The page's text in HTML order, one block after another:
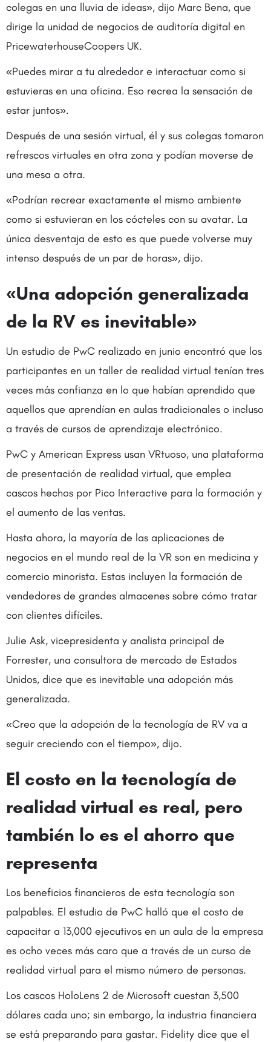
colegas en una lluvia de ideas», dijo Marc Bena, que
dirige la unidad de negocios de auditoría digital en
PricewaterhouseCoopers UK.
«Puedes mirar a tu alrededor e interactuar como si
estuvieras en una oficina. Eso recrea la sensación de
estar juntos».
Después de una sesión virtual, él y sus colegas tomaron
refrescos virtuales en otra zona y podían moverse de
una mesa a otra.
«Podrían recrear exactamente el mismo ambiente
como si estuvieran en los cócteles con su avatar. La
única desventaja de esto es que puede volverse muy
intenso después de un par de horas», dijo.
«Una adopción generalizada
de la RV es inevitable»
Un estudio de PwC realizado en junio encontró que los
participantes en un taller de realidad virtual tenían tres
veces más confianza en lo que habían aprendido que
aquellos que aprendían en aulas tradicionales o incluso
a través de cursos de aprendizaje electrónico.
PwC y American Express usan VRtuoso, una plataforma
de presentación de realidad virtual, que emplea
cascos hechos por Pico Interactive para la formación y
el aumento de las ventas.
Hasta ahora, la mayoría de las aplicaciones de
negocios en el mundo real de la VR son en medicina y
comercio minorista. Estas incluyen la formación de
vendedores de grandes almacenes sobre cómo tratar
con clientes difíciles.
Julie Ask, vicepresidenta y analista principal de
Forrester, una consultora de mercado de Estados
Unidos, dice que es inevitable una adopción más
generalizada.
«Creo que la adopción de la tecnología de RV va a
seguir creciendo con el tiempo», dijo.
El costo en la tecnología de
realidad virtual es real, pero
también lo es el ahorro que
representa
Los beneficios financieros de esta tecnología son
palpables. El estudio de PwC halló que el costo de
capacitar a 13,000 ejecutivos en un aula de la empresa
es ocho veces más caro que a través de un curso de
realidad virtual para el mismo número de personas.
Los cascos HoloLens 2 de Microsoft cuestan 3,500
dólares cada uno; sin embargo, la industria financiera
se está preparando para gastar. Fidelity dice que el